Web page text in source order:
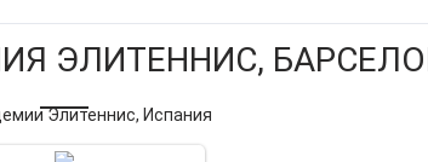
ЭЛИТЕННИС,
Элитеннис, Испания